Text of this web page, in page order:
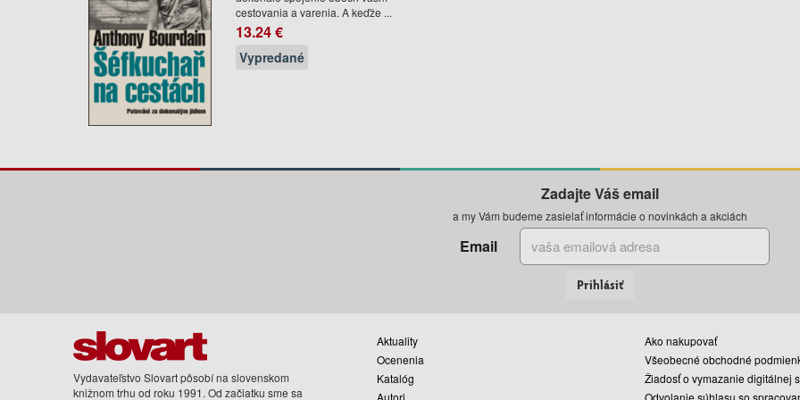
cestovania a varenia. A keďže ...
13.24 €
Vypredané
Zadajte Váš email
a my Vám budeme zasielať informácie o novinkách a akciách
Email
Prihlásiť
Vydavateľstvo Slovart pôsobí na slovenskom
knižnom trhu od roku 1991. Od začiatku sme sa
Aktuality
Ocenenia
Katalóg
Autori
Ako nakupovať
Všeobecné obchodné
Žiadosť o vymazanie digitálnej
Odvolanie súhlasu so